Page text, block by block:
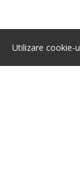
Utilizare cookie-